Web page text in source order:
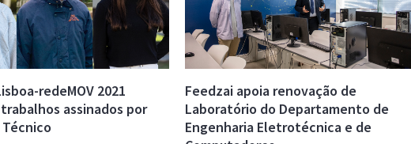
redeMOV 2021
assinados por
Feedzai apoia renovação de
Laboratório do Departamento de
Engenharia Eletrotécnica e de